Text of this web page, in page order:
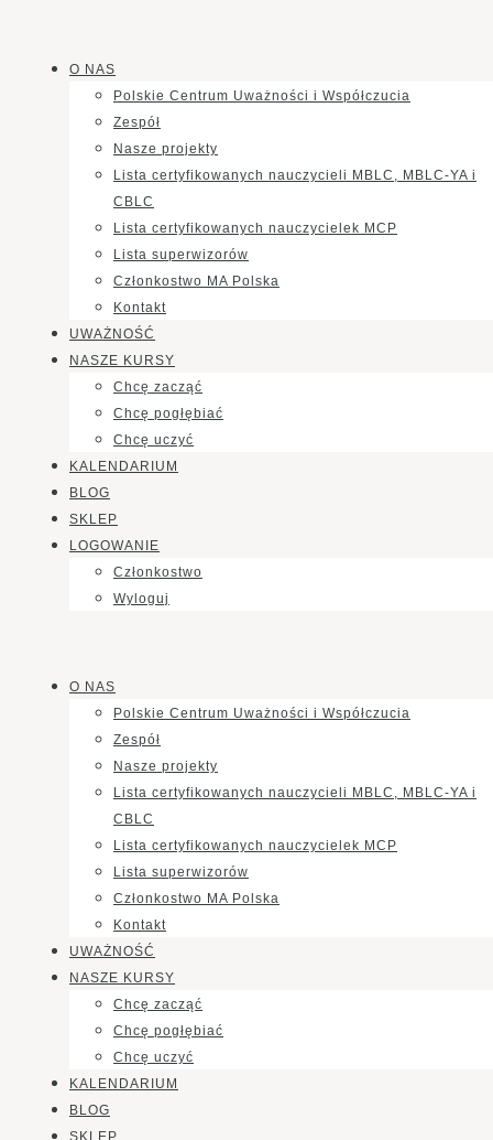
O NAS
Polskie Centrum Uważności i Współczucia
Zespół
Nasze projekty
Lista certyfikowanych nauczycieli MBLC, MBLC-YA i
CBLC
Lista certyfikowanych nauczycielek MCP
Lista superwizorów
Członkostwo MA Polska
Kontakt
UWAŻNOŚĆ
NASZE KURSY
Chcę zacząć
Chcę pogłębiać
Chcę uczyć
KALENDARIUM
BLOG
SKLEP
LOGOWANIE
Członkostwo
Wyloguj
O NAS
Polskie Centrum Uważności i Współczucia
Zespół
Nasze projekty
Lista certyfikowanych nauczycieli MBLC, MBLC-YA i
CBLC
Lista certyfikowanych nauczycielek MCP
Lista superwizorów
Członkostwo MA Polska
Kontakt
UWAŻNOŚĆ
NASZE KURSY
Chcę zacząć
Chcę pogłębiać
Chcę uczyć
KALENDARIUM
BLOG
SKLEP